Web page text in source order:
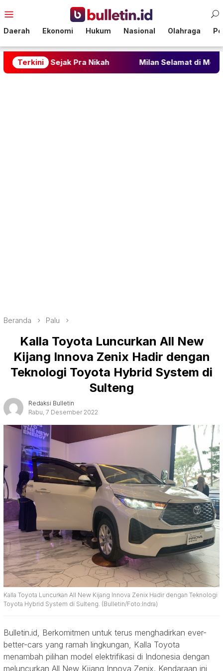
ke
Mobile
Daerah Ekonomi Hukum Nasional Olahraga
Terkini
Pra Nikah Milan Selamat di Menit Akhir, Derby
Beranda Palu
Kalla Toyota Luncurkan All New
Kijang Innova Zenix Hadir dengan
Teknologi Toyota Hybrid System di
Sulteng
Redaksi Bulletin
Rabu, 7 Desember 2022
Kalla Toyota Luncurkan All New Kijang Innova Zenix Hadir dengan Teknologi
Toyota Hybrid System di Sulteng. (Bulletin/Foto:Indra)
Bulletin.id, Berkomitmen untuk terus menghadirkan ever-
better-cars yang ramah lingkungan, Kalla Toyota
menambah pilihan model elektrifikasi di Indonesia dengan
meluncurkan All New Kijang Innova Zenix. Kendaraan ini